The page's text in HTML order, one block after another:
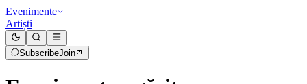
Evenimente
Artiști
SubscribeJoin